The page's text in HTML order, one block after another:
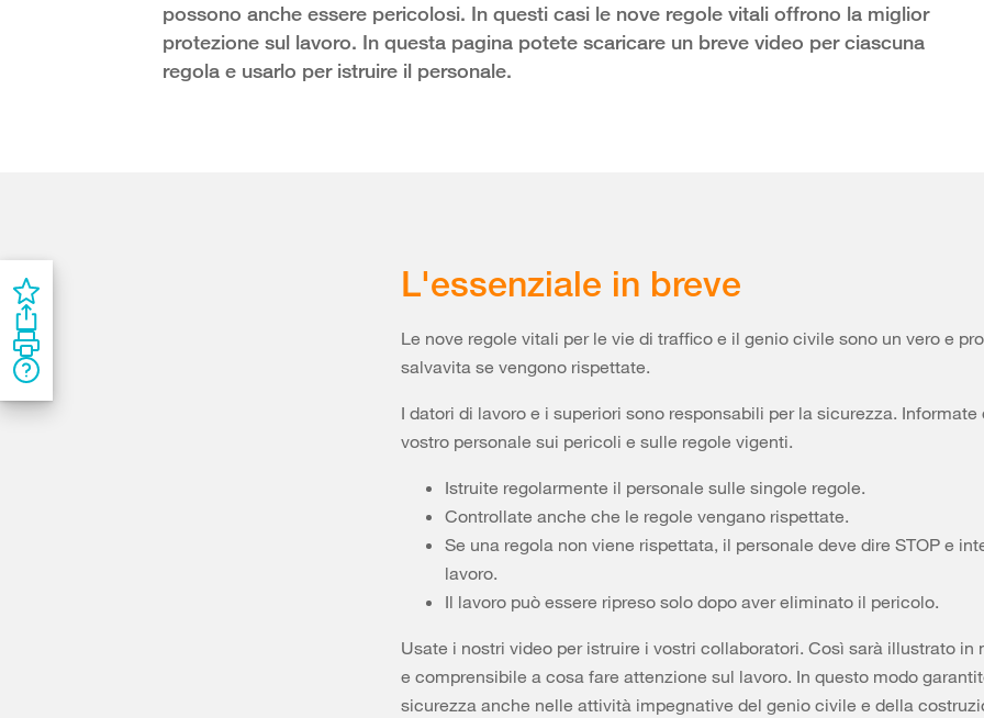
possono anche essere pericolosi. In questi casi le nove regole vitali offrono la miglior
protezione sul lavoro. In questa pagina potete scaricare un breve video per ciascuna
regola e usarlo per istruire il personale.
L'essenziale in breve
Le nove regole vitali per le vie di traffico e il genio civile sono un vero e
salvavita se vengono rispettate.
I datori di lavoro e i superiori sono responsabili per la sicurezza. Informate
vostro personale sui pericoli e sulle regole vigenti.
Istruite regolarmente il personale sulle singole regole.
Controllate anche che le regole vengano rispettate.
Se una regola non viene rispettata, il personale deve dire STOP e
lavoro.
Il lavoro può essere ripreso solo dopo aver eliminato il pericolo.
Usate i nostri video per istruire i vostri collaboratori. Così sarà illustrato in
e comprensibile a cosa fare attenzione sul lavoro. In questo modo
sicurezza anche nelle attività impegnative del genio civile e della